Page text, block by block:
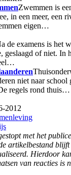
Zwemmen is
in een meer, een
eigen…
de examens is het
geslaagd of niet. In
niet naar school
regels rond thuis…
2012
met het
artikelbestand
Hierdoor
van reacties is